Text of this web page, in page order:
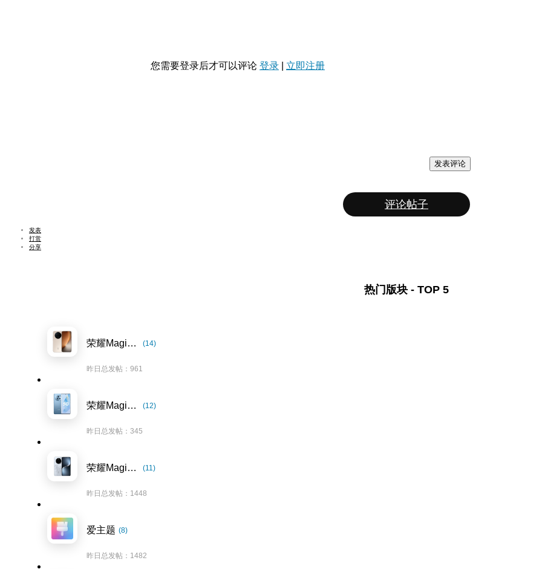
您需要登录后才可以评论 登录 立即注册
发表评论
评论帖子
发表
打赏
分享
热门版块 - TOP 5
荣耀Magic8系列 (14)
昨日总发帖：961
荣耀Magic5系列 (12)
昨日总发帖：345
荣耀Magic7系列 (11)
昨日总发帖：1448
爱主题 (8)
昨日总发帖：1482